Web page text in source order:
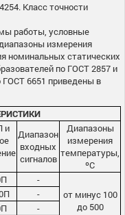
Класс точности
работы, условные
измерения
номинальных статических
по ГОСТ 2857 и
ГОСТ 6651 приведены в
и
Диапазон
входных
сигналов
Диапазоны
измерения
температуры,
ºС
-
от минус 100
до 500
-
-